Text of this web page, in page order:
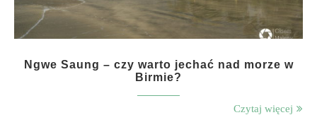
Ngwe Saung – czy warto jechać nad morze w
Birmie?
Czytaj więcej